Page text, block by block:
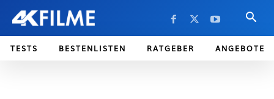
TESTS BESTENLISTEN RATGEBER ANGEBOTE